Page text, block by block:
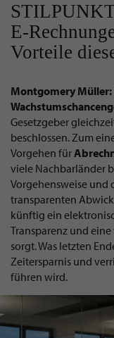
E-
Vorteile
Montgomery Müller:
Gesetzgeber
beschlossen. Zum
Vorgehen für
viele Nachbarländer
Vorgehensweise und
transparenten
künftig ein
Transparenz und
sorgt. Was letzten
Zeitersparnis und
führen wird.